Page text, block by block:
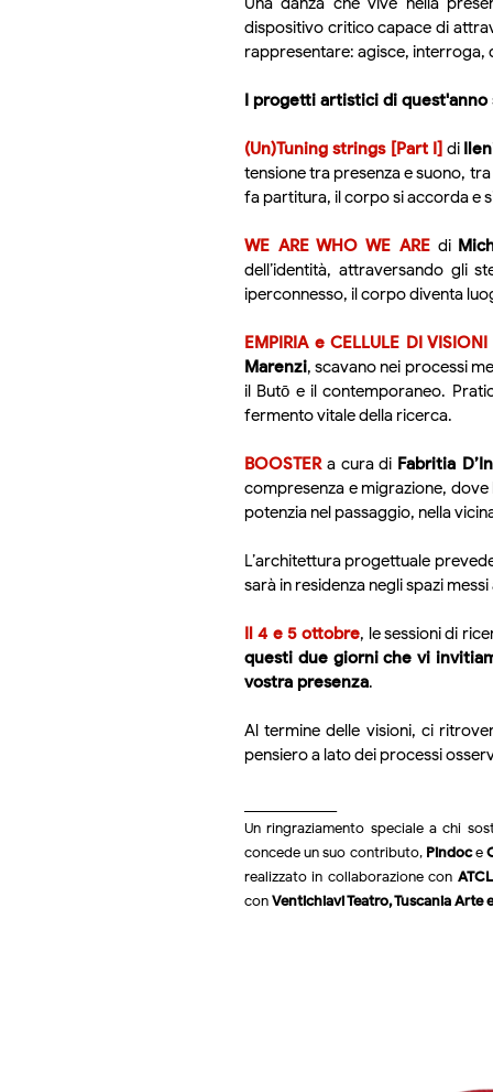
dispositivo critico capace di
rappresentare: agisce, interroga,
I progetti artistici di quest'anno
(Un)Tuning strings [Part I] di
tensione tra presenza e suono,
fa partitura, il corpo si accorda e
WE ARE WHO WE AREdi
dell’identità, attraversando gli
iperconnesso, il corpo diventa
EMPIRIA e CELLULE DI VISIONI
Marenzi, scavano nei processi
il Butō e il contemporaneo.
fermento vitale della ricerca.
BOOSTERa cura di Fabritia
compresenza e migrazione,
potenzia nel passaggio, nella
L’architettura progettuale
sarà in residenza negli spazi
Il 4 e 5 ottobre, le sessioni di
questi due giorni che vi
vostra presenza.
Al termine delle visioni, ci
pensiero a lato dei processi
Un ringraziamento speciale a chi
concede un suo contributo, Pindoce
realizzato in collaborazione con
conVentichiavi Teatro, Tuscania Arte